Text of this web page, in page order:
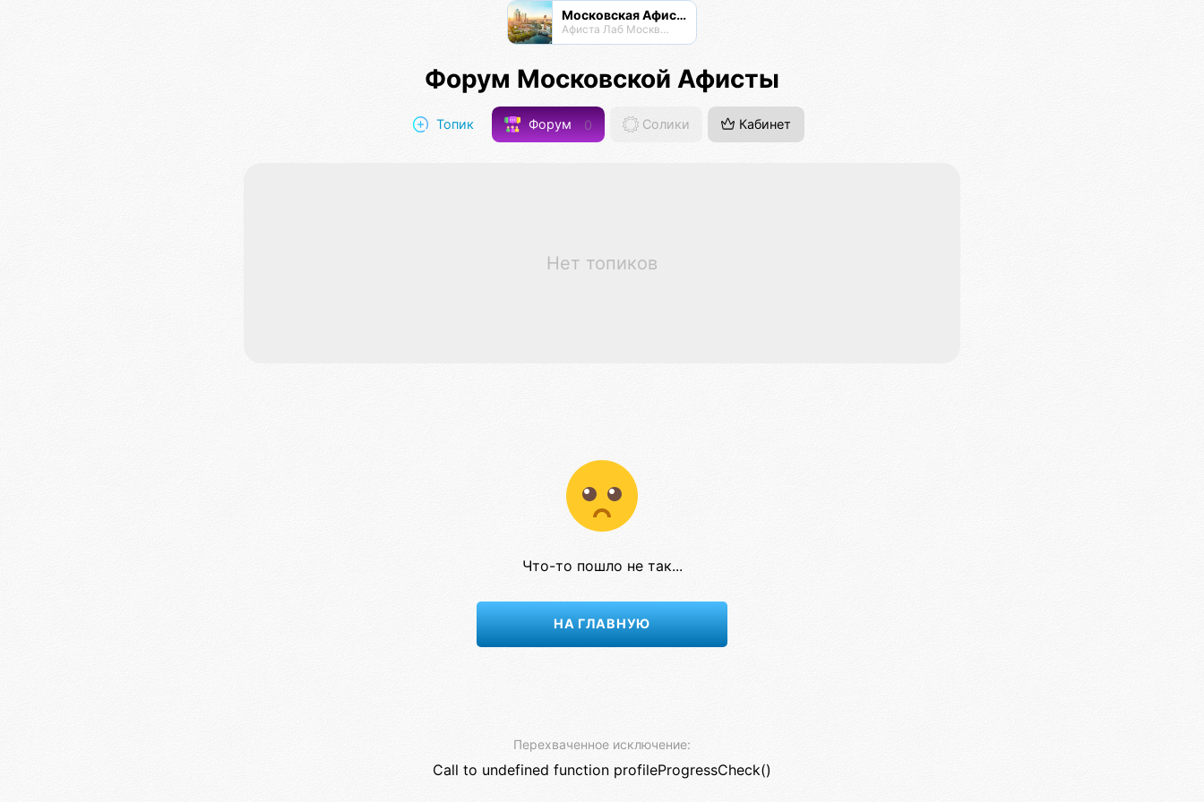
Московская Афиста
Афиста Лаб Москвы и Подпосковья
Форум Московской Афисты
Топик Форум 0 Солики Кабинет
Нет топиков
Что-то пошло не так...
НА ГЛАВНУЮ
Перехваченное исключение:
Call to undefined function profileProgressCheck()